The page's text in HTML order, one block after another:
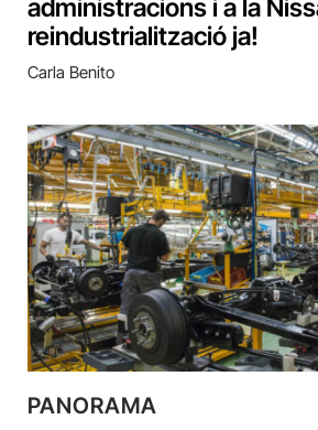
administracions i a la
reindustrialització ja!
Carla Benito
PANORAMA